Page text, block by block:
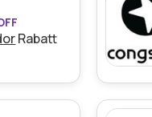
Bedingungen auf der
Rabatt